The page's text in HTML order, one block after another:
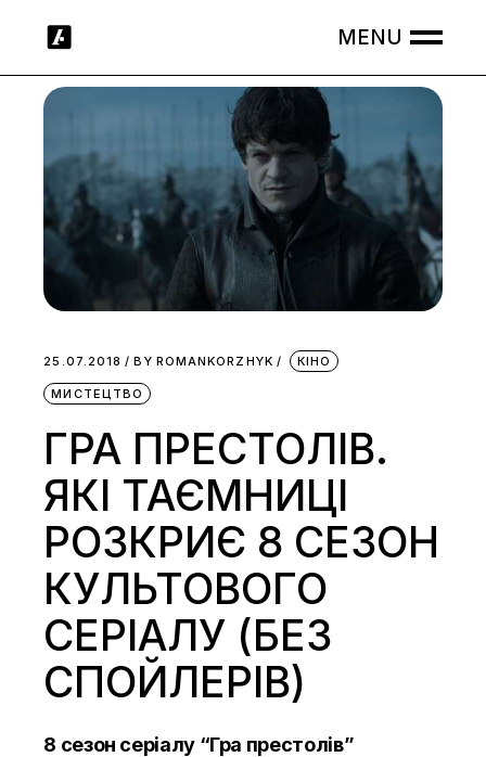
25.07.2018 BY ROMANKORZHYK КІНО
МИСТЕЦТВО
ГРА ПРЕСТОЛІВ.
ЯКІ ТАЄМНИЦІ
РОЗКРИЄ 8 СЕЗОН
КУЛЬТОВОГО
СЕРІАЛУ (БЕЗ
СПОЙЛЕРІВ)
8 сезон серіалу “Гра престолів”